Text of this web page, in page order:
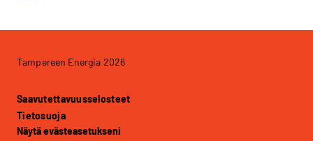
Tampereen Energia 2026
Saavutettavuusselosteet
Tietosuoja
Näytä evästeasetukseni